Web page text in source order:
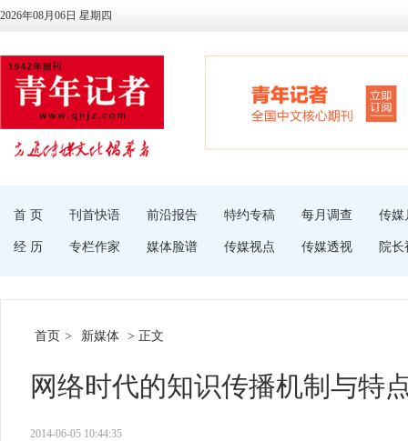
2026年08月06日 星期四
首 页 刊首快语 前沿报告 特约专稿 每月调查 传媒
经 历 专栏作家 媒体脸谱 传媒视点 传媒透视 院长
首页 > 新媒体 > 正文
网络时代的知识传播机制与特
2014-06-05 10:44:35